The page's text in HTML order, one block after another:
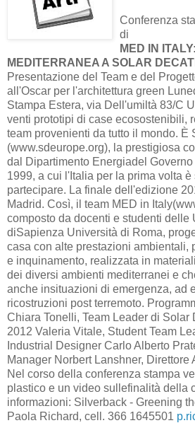
Conferenza
di
MED IN
MEDITERRANEA A SOLAR
Presentazione del Team e del
all'Oscar per l'architettura green
Stampa Estera, via Dell'umiltà 83/C
venti prototipi di case ecosostenibili,
team provenienti da tutto il mondo. È
(www.sdeurope.org), la prestigiosa
dal Dipartimento Energiadel
1999, a cui l'Italia per la prima volta è
partecipare. La finale dell'edizione
Madrid. Così, il team MED in
composto da docenti e studenti delle
diSapienza Università di Roma,
casa con alte prestazioni ambientali,
e inquinamento, realizzata in
dei diversi ambienti mediterranei e
anche insituazioni di emergenza, ad
ricostruzioni post terremoto.
Chiara Tonelli, Team Leader di Solar
2012 Valeria Vitale, Student Team
Industrial Designer Carlo Alberto
Manager Norbert Lanshner, Direttore
Nel corso della conferenza stampa
plastico e un video sullefinalità della
informazioni: Silverback - Greening
Paola Richard, cell. 366 1645501